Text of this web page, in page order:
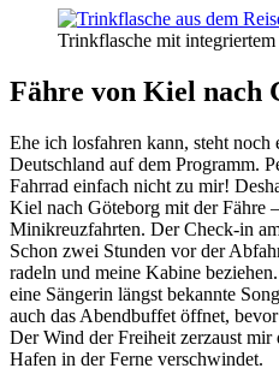
Trinkflasche mit
Fähre von Kiel nach
Ehe ich losfahren kann, steht
Deutschland auf dem Programm.
Fahrrad einfach nicht zu mir!
Kiel nach Göteborg mit der Fähre
Minikreuzfahrten. Der Check-in
Schon zwei Stunden vor der
radeln und meine Kabine
eine Sängerin längst bekannte
auch das Abendbuffet öffnet,
Der Wind der Freiheit zerzaust
Hafen in der Ferne verschwindet.